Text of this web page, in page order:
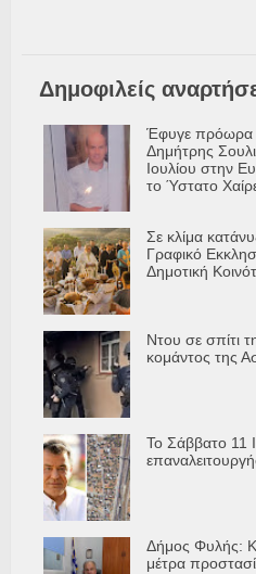
Δημοφιλείς
Έφυγε πρόωρα
Δημήτρης
Ιουλίου στην
το Ύστατο
Σε κλίμα
Γραφικό
Δημοτική
Ντου σε σπίτι
κομάντος της
Το Σάββατο 11
Δήμος Φυλής:
μέτρα